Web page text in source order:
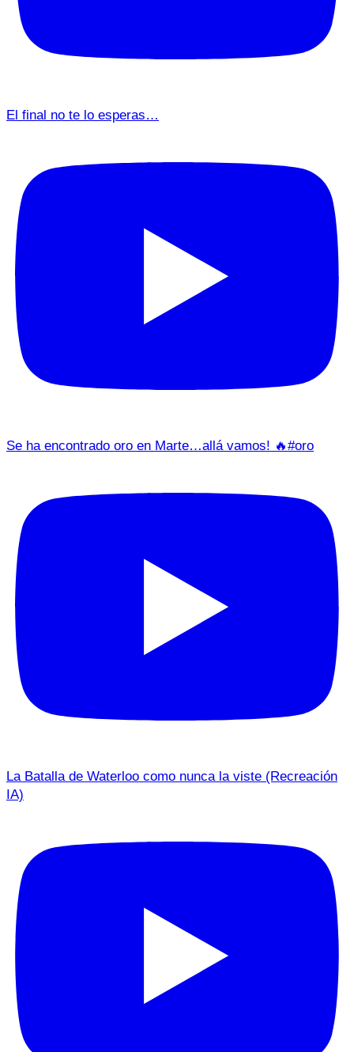
El final no te lo esperas…
Se ha encontrado oro en Marte…allá vamos! 🔥#oro
La Batalla de Waterloo como nunca la viste (Recreación
IA)